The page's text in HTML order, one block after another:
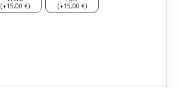
(+15,00 €)
(+15,00 €)